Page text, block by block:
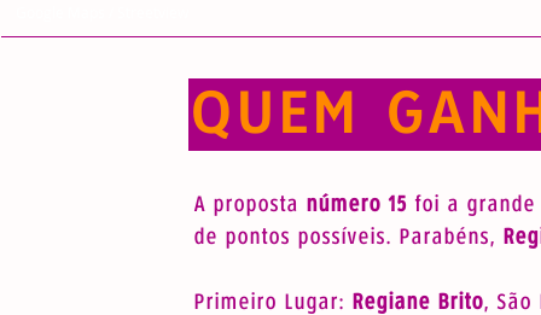
QUEM
A proposta número 15 foi a grande
de pontos possíveis. Parabéns,
Primeiro Lugar: Regiane Brito, São